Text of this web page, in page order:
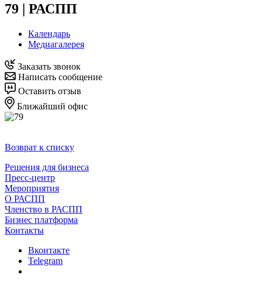
79 | РАСПП
Календарь
Медиагалерея
Заказать звонок
Написать сообщение
Оставить отзыв
Ближайший офис
Возврат к списку
Решения для бизнеса
Пресс-центр
Мероприятия
О РАСПП
Членство в РАСПП
Бизнес платформа
Контакты
Вконтакте
Telegram